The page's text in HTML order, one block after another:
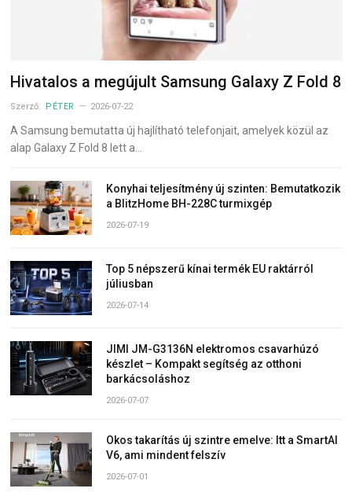
Hivatalos a megújult Samsung Galaxy Z Fold 8
Szerző: PÉTER 2026-07-22
A Samsung bemutatta új hajlítható telefonjait, amelyek közül az
alap Galaxy Z Fold 8 lett a…
Konyhai teljesítmény új szinten: Bemutatkozik
a BlitzHome BH-228C turmixgép
2026-07-19
Top 5 népszerű kínai termék EU raktárról
júliusban
2026-07-14
JIMI JM-G3136N elektromos csavarhúzó
készlet – Kompakt segítség az otthoni
barkácsoláshoz
2026-07-07
Okos takarítás új szintre emelve: Itt a SmartAI
V6, ami mindent felszív
2026-07-01